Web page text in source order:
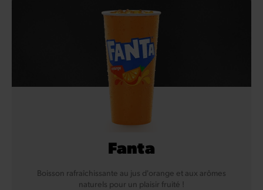
Fanta
Boisson rafraîchissante au jus d'orange et aux arômes
naturels pour un plaisir fruité !